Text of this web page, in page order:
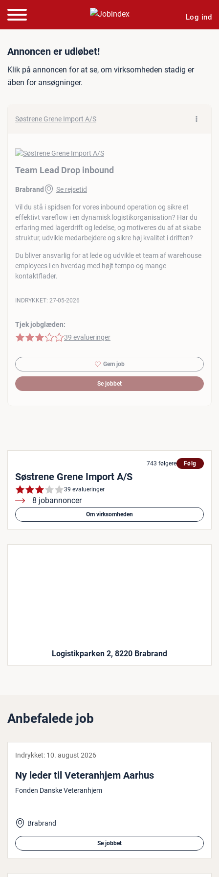
Log ind
Jobannonce: Team Lead
Annoncen er udløbet!
Klik på annoncen for at se, om virksomheden stadig er
åben for ansøgninger.
Søstrene Grene Import A/S
Team Lead Drop inbound
Brabrand Se rejsetid
Vil du stå i spidsen for vores inbound operation og sikre et
effektivt vareflow i en dynamisk logistikorganisation? Har du
erfaring med lagerdrift og ledelse, og motiveres du af at skabe
struktur, udvikle medarbejdere og sikre høj kvalitet i driften?
Du bliver ansvarlig for at lede og udvikle et team af warehouse
employees i en hverdag med højt tempo og mange
kontaktflader.
Tjek jobglæden:
3 af 5 stjerner
39 evalueringer
INDRYKKET: 27-05-2026
Gem job
Se jobbet
743 følgere Følg
Søstrene Grene Import A/S
39 evalueringer
8 jobannoncer
Om virksomheden
Logistikparken 2, 8220 Brabrand
Anbefalede job
Indrykket: 10. august 2026
Ny leder til Ve­te­ran­hjem Aarhus
Fonden Danske Veteranhjem
Brabrand
Se jobbet